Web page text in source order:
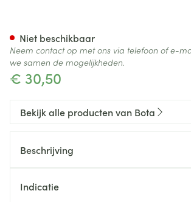
€ 30,50
Niet beschikbaar
Neem contact op met ons via telefoon of e-
we samen de mogelijkheden.
Bekijk alle producten van Bota
Beschrijving
Indicatie